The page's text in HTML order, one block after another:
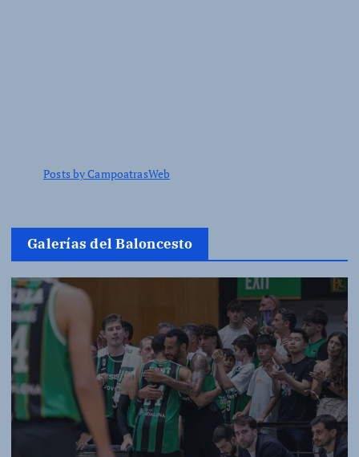
Posts by CampoatrasWeb
Galerías del Baloncesto